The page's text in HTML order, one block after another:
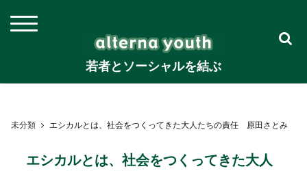
若者とソーシャルを結ぶ
未分類 エシカルとは、社会をつくってきた大人たちの責任 原田さとみ
エシカルとは、社会をつくってきた大人